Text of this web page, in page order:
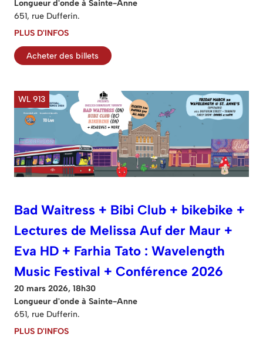
Longueur d'onde à Sainte-Anne
651, rue Dufferin.
PLUS D'INFOS
Acheter des billets
WL 913
Bad Waitress + Bibi Club + bikebike +
Lectures de Melissa Auf der Maur +
Eva HD + Farhia Tato : Wavelength
Music Festival + Conférence 2026
20 mars 2026, 18h30
Longueur d'onde à Sainte-Anne
651, rue Dufferin.
PLUS D'INFOS